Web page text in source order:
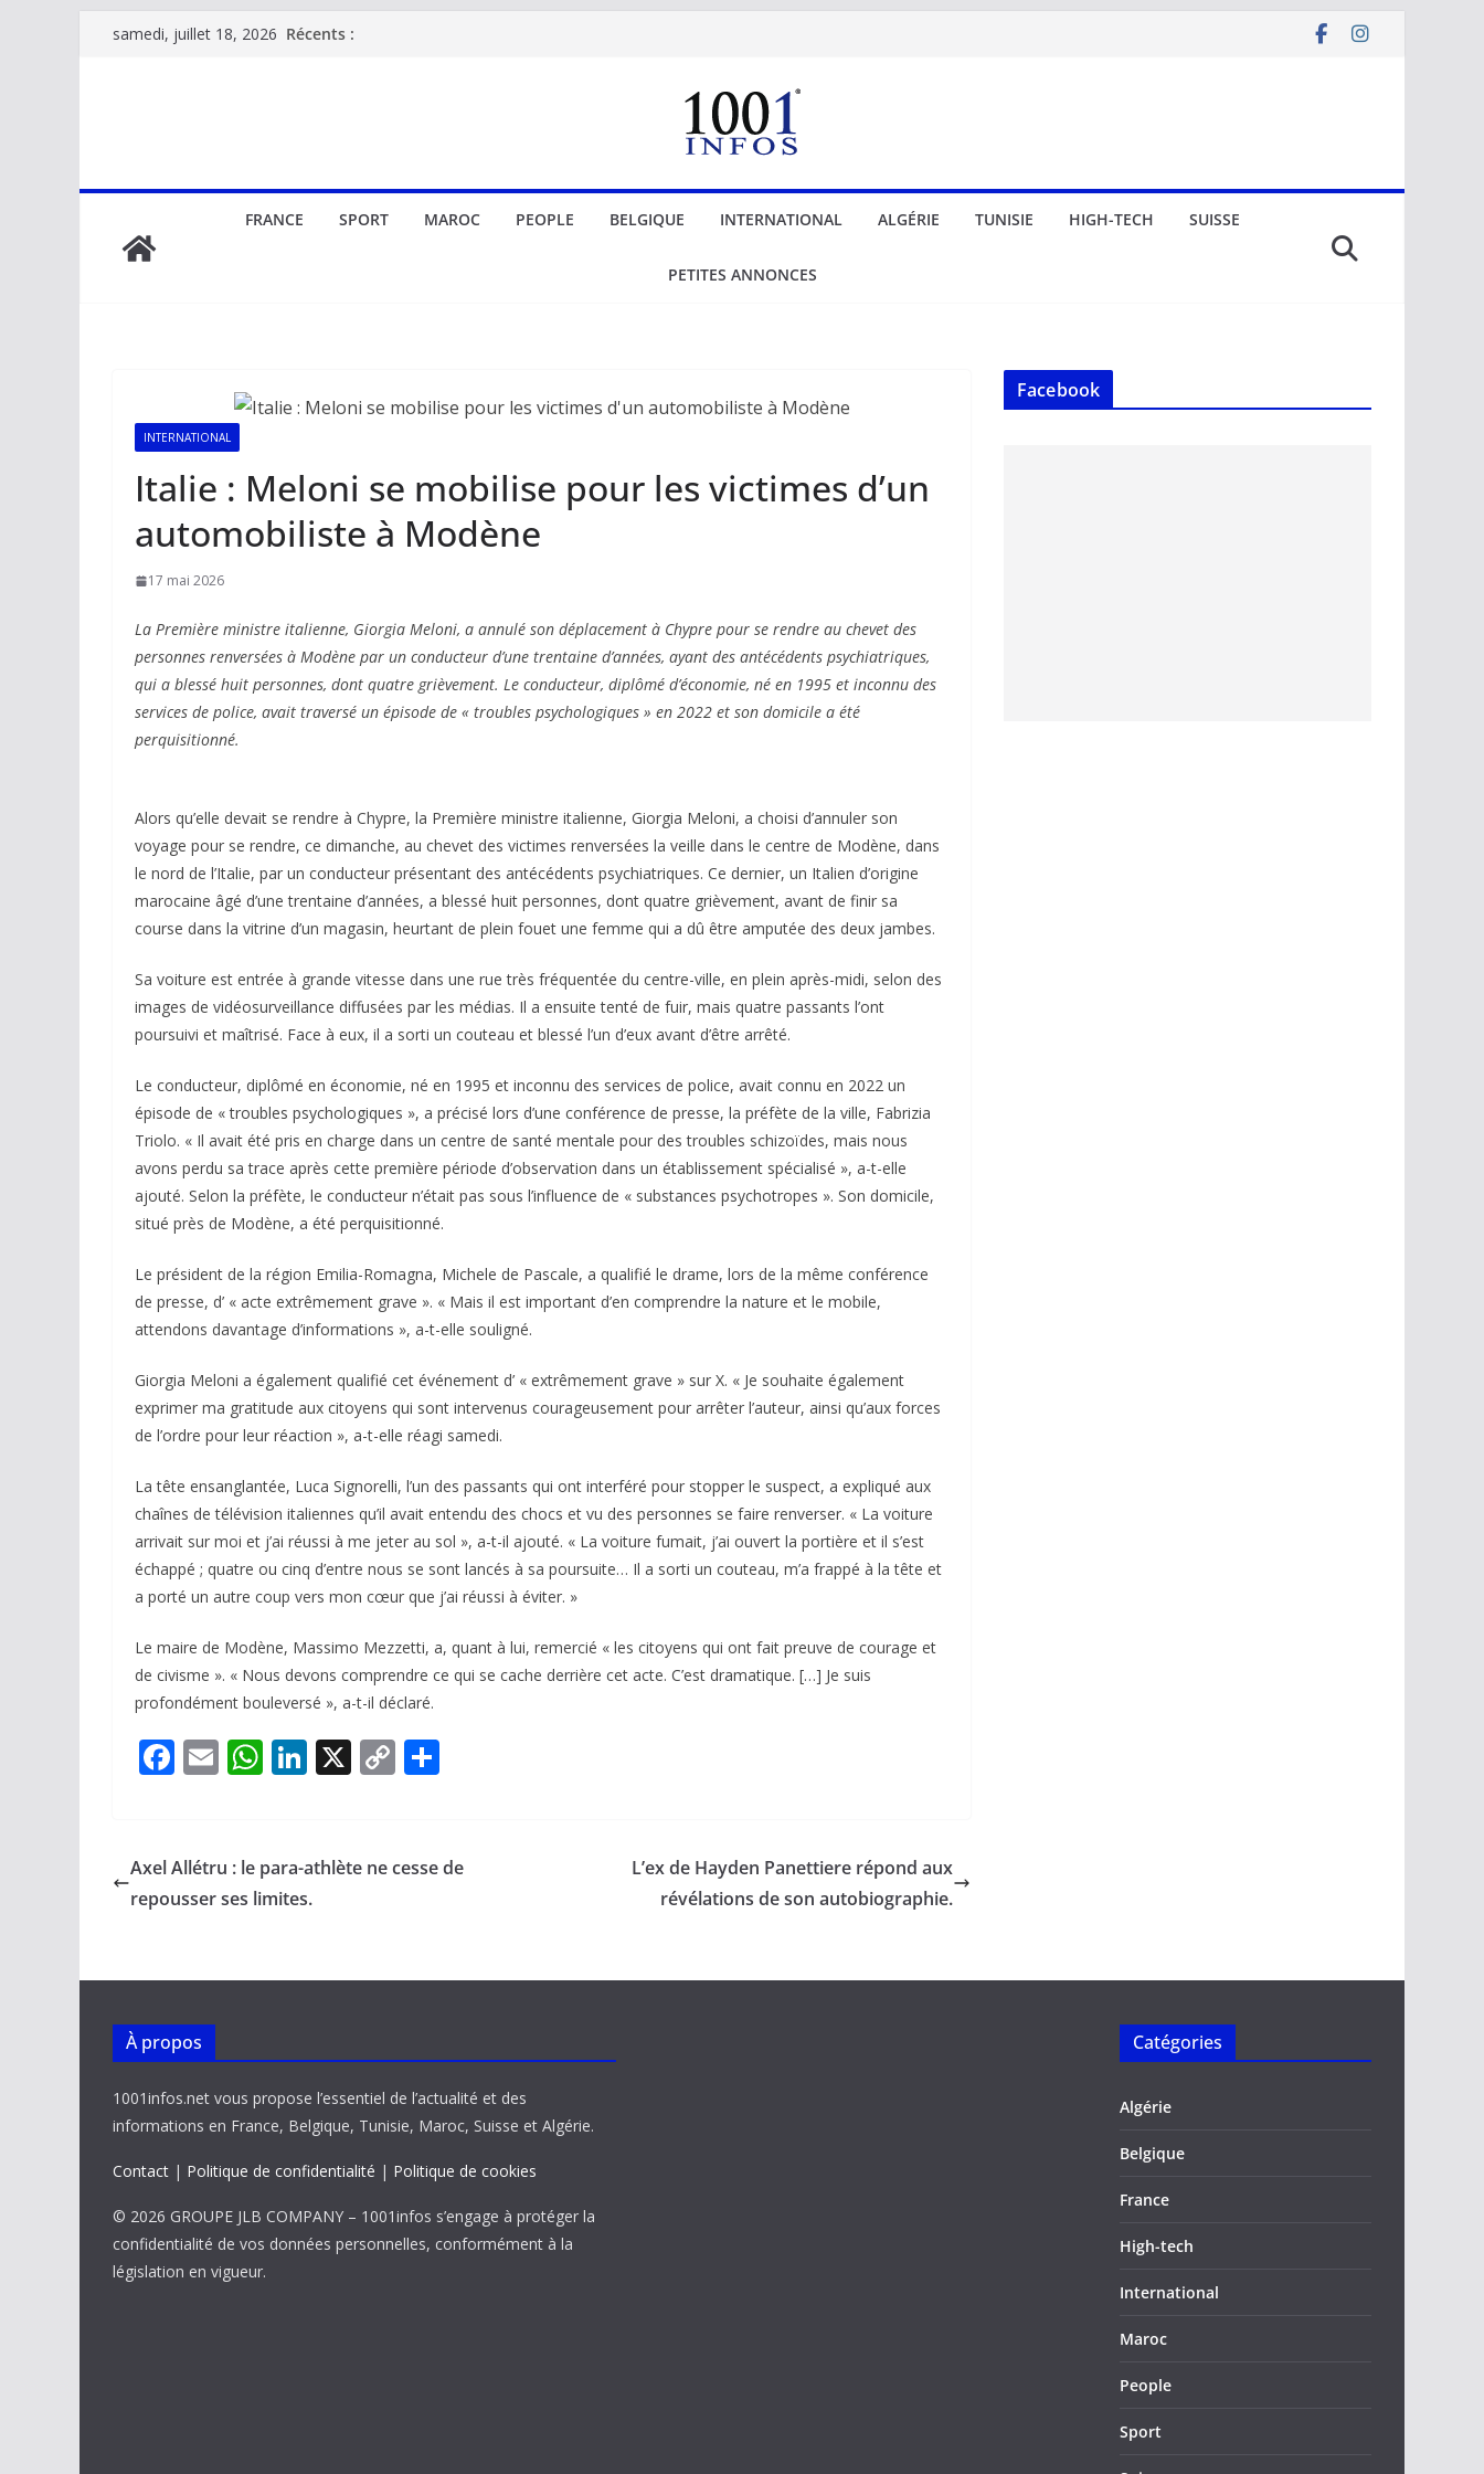
Passersamedi, juillet 18, 2026 Récents :
FRANCE SPORT MAROC PEOPLE BELGIQUE INTERNATIONAL ALGÉRIE TUNISIE HIGH-TECH SUISSE
PETITES ANNONCES
INTERNATIONAL
Italie : Meloni se mobilise pour les victimes d’un
automobiliste à Modène
17 mai 2026
La Première ministre italienne, Giorgia Meloni, a annulé son déplacement à Chypre pour se rendre au chevet des
personnes renversées à Modène par un conducteur d’une trentaine d’années, ayant des antécédents psychiatriques,
qui a blessé huit personnes, dont quatre grièvement. Le conducteur, diplômé d’économie, né en 1995 et inconnu des
services de police, avait traversé un épisode de « troubles psychologiques » en 2022 et son domicile a été
perquisitionné.
Alors qu’elle devait se rendre à Chypre, la Première ministre italienne, Giorgia Meloni, a choisi d’annuler son
voyage pour se rendre, ce dimanche, au chevet des victimes renversées la veille dans le centre de Modène, dans
le nord de l’Italie, par un conducteur présentant des antécédents psychiatriques. Ce dernier, un Italien d’origine
marocaine âgé d’une trentaine d’années, a blessé huit personnes, dont quatre grièvement, avant de finir sa
course dans la vitrine d’un magasin, heurtant de plein fouet une femme qui a dû être amputée des deux jambes.
Sa voiture est entrée à grande vitesse dans une rue très fréquentée du centre-ville, en plein après-midi, selon des
images de vidéosurveillance diffusées par les médias. Il a ensuite tenté de fuir, mais quatre passants l’ont
poursuivi et maîtrisé. Face à eux, il a sorti un couteau et blessé l’un d’eux avant d’être arrêté.
Le conducteur, diplômé en économie, né en 1995 et inconnu des services de police, avait connu en 2022 un
épisode de « troubles psychologiques », a précisé lors d’une conférence de presse, la préfète de la ville, Fabrizia
Triolo. « Il avait été pris en charge dans un centre de santé mentale pour des troubles schizoïdes, mais nous
avons perdu sa trace après cette première période d’observation dans un établissement spécialisé », a-t-elle
ajouté. Selon la préfète, le conducteur n’était pas sous l’influence de « substances psychotropes ». Son domicile,
situé près de Modène, a été perquisitionné.
Le président de la région Emilia-Romagna, Michele de Pascale, a qualifié le drame, lors de la même conférence
de presse, d’ « acte extrêmement grave ». « Mais il est important d’en comprendre la nature et le mobile,
attendons davantage d’informations », a-t-elle souligné.
Giorgia Meloni a également qualifié cet événement d’ « extrêmement grave » sur X. « Je souhaite également
exprimer ma gratitude aux citoyens qui sont intervenus courageusement pour arrêter l’auteur, ainsi qu’aux forces
de l’ordre pour leur réaction », a-t-elle réagi samedi.
La tête ensanglantée, Luca Signorelli, l’un des passants qui ont interféré pour stopper le suspect, a expliqué aux
chaînes de télévision italiennes qu’il avait entendu des chocs et vu des personnes se faire renverser. « La voiture
arrivait sur moi et j’ai réussi à me jeter au sol », a-t-il ajouté. « La voiture fumait, j’ai ouvert la portière et il s’est
échappé ; quatre ou cinq d’entre nous se sont lancés à sa poursuite… Il a sorti un couteau, m’a frappé à la tête et
a porté un autre coup vers mon cœur que j’ai réussi à éviter. »
Le maire de Modène, Massimo Mezzetti, a, quant à lui, remercié « les citoyens qui ont fait preuve de courage et
de civisme ». « Nous devons comprendre ce qui se cache derrière cet acte. C’est dramatique. […] Je suis
profondément bouleversé », a-t-il déclaré.
F
b
o
k
E
l
W
s
A
p
Li
e
dI
X C
y
k
g
Axel Allétru : le para-athlète ne cesse de
repousser ses limites.
L’ex de Hayden Panettiere répond aux
révélations de son autobiographie.
Facebook
À propos
1001infos.net vous propose l’essentiel de l’actualité et des
informations en France, Belgique, Tunisie, Maroc, Suisse et Algérie.
Contact | Politique de confidentialité | Politique de cookies
© 2026 GROUPE JLB COMPANY – 1001infos s’engage à protéger la
confidentialité de vos données personnelles, conformément à la
législation en vigueur.
Catégories
Algérie
Belgique
France
High-tech
International
Maroc
People
Sport